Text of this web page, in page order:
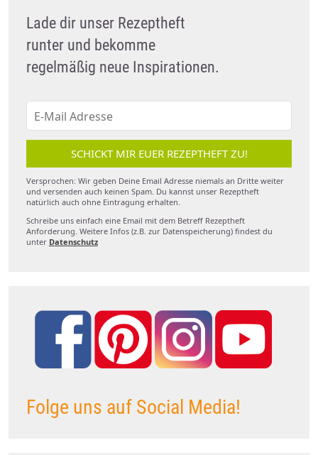
Lade dir unser Rezeptheft
runter und bekomme
regelmäßig neue Inspirationen.
SCHICKT MIR EUER REZEPTHEFT ZU!
Versprochen: Wir geben Deine Email Adresse niemals an Dritte weiter
und versenden auch keinen Spam. Du kannst unser Rezeptheft
natürlich auch ohne Eintragung erhalten.
Schreibe uns einfach eine Email mit dem Betreff Rezeptheft
Anforderung. Weitere Infos (z.B. zur Datenspeicherung) findest du
unter Datenschutz
Folge uns auf Social Media!